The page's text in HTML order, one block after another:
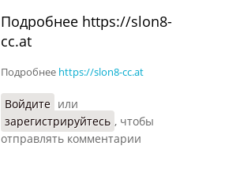
Подробнее https://slon8-
cc.at
Подробнее https://slon8-cc.at
Войдите или
зарегистрируйтесь , чтобы
отправлять комментарии